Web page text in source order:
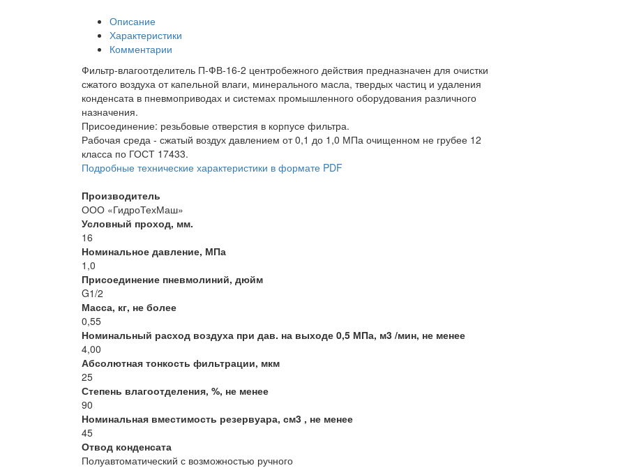
Описание
Характеристики
Комментарии
Фильтр-влагоотделитель П-ФВ-16-2 центробежного действия предназначен для очистки
сжатого воздуха от капельной влаги, минерального масла, твердых частиц и удаления
конденсата в пневмоприводах и системах промышленного оборудования различного
назначения.
Присоединение: резьбовые отверстия в корпусе фильтра.
Рабочая среда - сжатый воздух давлением от 0,1 до 1,0 МПа очищенном не грубее 12
класса по ГОСТ 17433.
Подробные технические характеристики в формате PDF
Производитель
ООО «ГидроТехМаш»
Условный проход, мм.
16
Номинальное давление, МПа
1,0
Присоединение пневмолиний, дюйм
G1/2
Масса, кг, не более
0,55
Номинальный расход воздуха при дав. на выходе 0,5 МПа, м3 /мин, не менее
4,00
Абсолютная тонкость фильтрации, мкм
25
Степень влагоотделения, %, не менее
90
Номинальная вместимость резервуара, см3 , не менее
45
Отвод конденсата
Полуавтоматический с возможностью ручного